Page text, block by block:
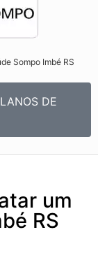
Sompo Imbé RS​
DE
um
RS